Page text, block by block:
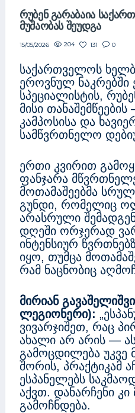
ᲠᲣᲑᲔᲜ ᲒᲐᲠᲐᲑᲐᲘᲐ
ᲛᲣᲨᲐᲝᲑᲐᲡ ᲨᲔᲣᲓᲒᲐ
15/05/2026 204 131 0
საქართველოს
ეროვნულ ნაკრებში
სპეციალისტის,
მისი
კამპოსისა და
სამწვრთნელო
ერთი კვირით
ფანჯარა
მოთამაშეებმა
გუნდი, რომელიც
არასრული
დღეში ორჯერად
ინტენსიურ
იყო, თუმცა
რამ ნაცნობიც
მირიან
ლეგიონერი):
ვივარჯიშეთ, რაც
ახალი არ არის —
გამოცდილება უკვე
შორის, პრაქტიკამ
ესპანელებს
აქვთ. დანარჩენი
გამოჩნდება.